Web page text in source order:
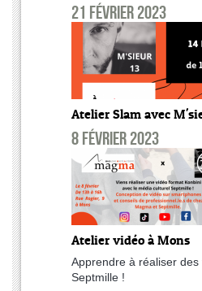
21 février 2023
Atelier Slam avec
8 février 2023
Atelier vidéo à Mons
Apprendre à réaliser
Septmille !